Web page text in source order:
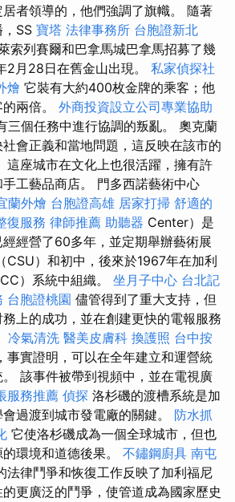
者領導的，他們強調了旗幟。 隨著
SS 寶塔 法律事務所 台胞證新北
索列賽爾和巴拿馬城巴拿馬招募了幾
2月28日在舊金山出現。 私家偵探社
燴 它裝有大約400枚金牌的乘客；他
兩倍。 外商投資設立公司專業協助
三個任務中進行協調的叛亂。 奧克蘭
會正義和當地問題，這反映在該市的
這座城市在文化上也很活躍，擁有許
工藝品商店。 門多西諾藝術中心
蘭外燴 台胞證高雄 居家打掃 舒適的
復服務 律師推薦 助聽器 Center）是
經營了60多年，並定期舉辦藝術展
CSU）和初中，後來於1967年在加利
）系統中組織。 坐月子中心 台北記
台胞證桃園 儘管得到了重大支持，但
上的成功，並在創建更快的電報服務
冷氣清洗 醫美皮膚科 換護照 台中按
事實證明，可以在全年建立和運營統
該事件被帶到視頻中，並在電視廣
服務推薦 偵探 洛杉磯的渡槽系統是加
過渡到城市發電廠的關鍵。 防水抓
它使洛杉磯成為一個全球城市，但也
環境和道德後果。 不鏽鋼廚具 南屯
法律鬥爭和恢復工作反映了加利福尼
更廣泛的鬥爭，使管道成為國家歷史